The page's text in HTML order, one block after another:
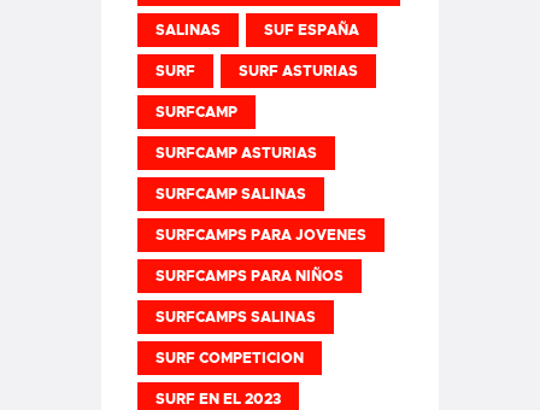
SALINAS SUF ESPAÑA
SURF SURF ASTURIAS
SURFCAMP
SURFCAMP ASTURIAS
SURFCAMP SALINAS
SURFCAMPS PARA JOVENES
SURFCAMPS PARA NIÑOS
SURFCAMPS SALINAS
SURF COMPETICION
SURF EN EL 2023